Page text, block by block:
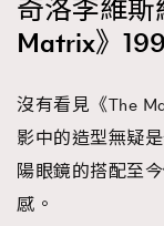
奇洛李維
Matrix》
沒有看見《The
影中的造型無疑
陽眼鏡的搭配至
感。